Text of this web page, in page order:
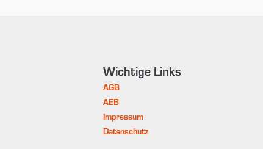
Wichtige Links
AGB
AEB
Impressum
Datenschutz